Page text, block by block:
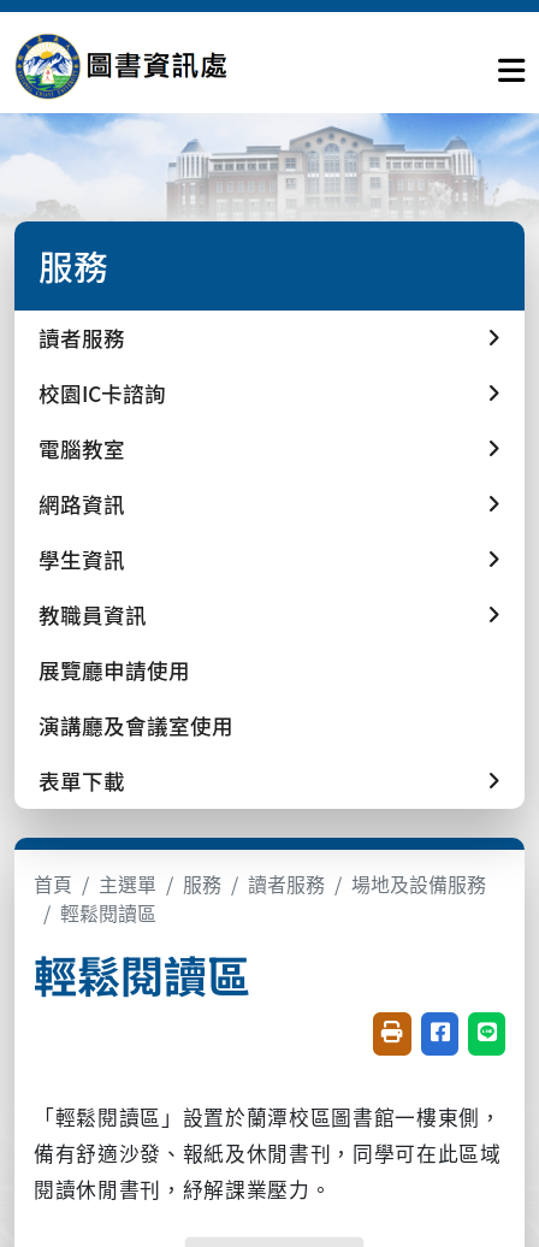
服務
讀者服務
校園IC卡諮詢
電腦教室
網路資訊
學生資訊
教職員資訊
展覽廳申請使用
演講廳及會議室使用
表單下載
首頁 主選單 服務 讀者服務
場地及設備服務
輕鬆閱讀區
輕鬆閱讀區
友善列印(開新視
分享至臉書
分享
「輕鬆閱讀區」設置於蘭潭校區圖書館一樓東側，
備有舒適沙發、報紙及休閒書刊，同學可在此區域
閱讀休閒書刊，紓解課業壓力。